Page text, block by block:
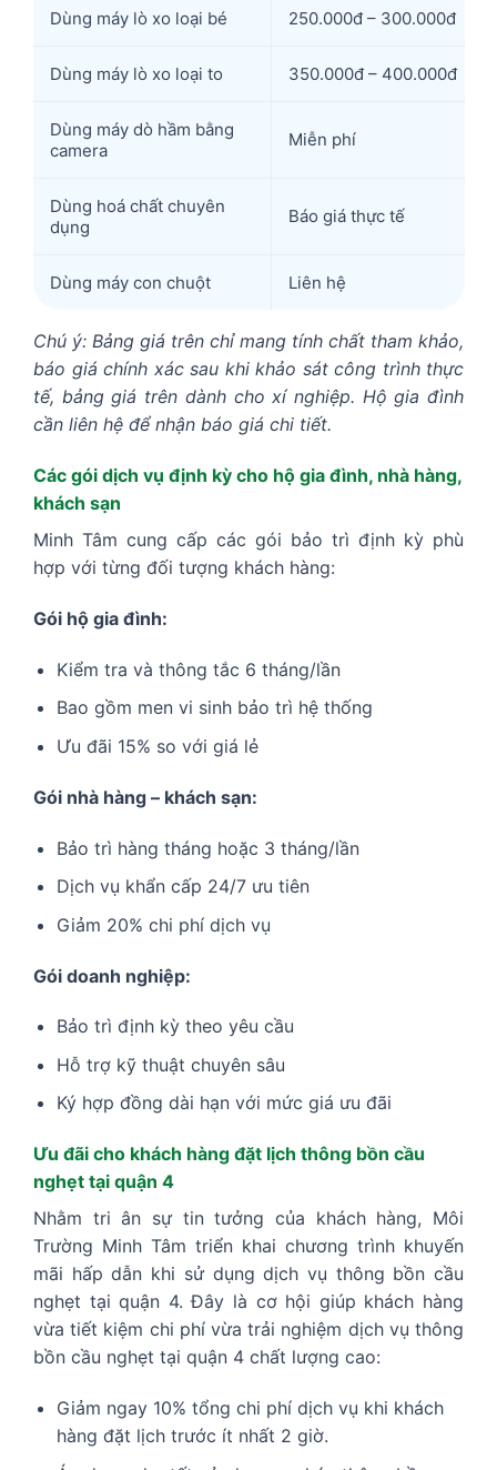
Dùng máy lò xo loại bé 250.000đ – 300.000đ
Dùng máy lò xo loại to 350.000đ – 400.000đ
Dùng máy dò hầm bằng
camera
Miễn phí
Dùng hoá chất chuyên
dụng
Báo giá thực tế
Dùng máy con chuột Liên hệ
Chú ý: Bảng giá trên chỉ mang tính chất tham khảo,
báo giá chính xác sau khi khảo sát công trình thực
tế, bảng giá trên dành cho xí nghiệp. Hộ gia đình
cần liên hệ để nhận báo giá chi tiết.
Các gói dịch vụ định kỳ cho hộ gia đình, nhà hàng,
khách sạn
Minh Tâm cung cấp các gói bảo trì định kỳ phù
hợp với từng đối tượng khách hàng:
Gói hộ gia đình:
Kiểm tra và thông tắc 6 tháng/lần
Bao gồm men vi sinh bảo trì hệ thống
Ưu đãi 15% so với giá lẻ
Gói nhà hàng – khách sạn:
Bảo trì hàng tháng hoặc 3 tháng/lần
Dịch vụ khẩn cấp 24/7 ưu tiên
Giảm 20% chi phí dịch vụ
Gói doanh nghiệp:
Bảo trì định kỳ theo yêu cầu
Hỗ trợ kỹ thuật chuyên sâu
Ký hợp đồng dài hạn với mức giá ưu đãi
Ưu đãi cho khách hàng đặt lịch thông bồn cầu
nghẹt tại quận 4
Nhằm tri ân sự tin tưởng của khách hàng, Môi
Trường Minh Tâm triển khai chương trình khuyến
mãi hấp dẫn khi sử dụng dịch vụ thông bồn cầu
nghẹt tại quận 4. Đây là cơ hội giúp khách hàng
vừa tiết kiệm chi phí vừa trải nghiệm dịch vụ thông
bồn cầu nghẹt tại quận 4 chất lượng cao:
Giảm ngay 10% tổng chi phí dịch vụ khi khách
hàng đặt lịch trước ít nhất 2 giờ.